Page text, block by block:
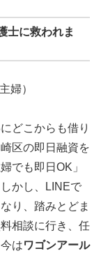
士に救われま
婦）
どこからも借り
区の即日融資を
でも即日OK」
かし、LINEで
り、踏みとどま
相談に行き、任
はワゴンアール